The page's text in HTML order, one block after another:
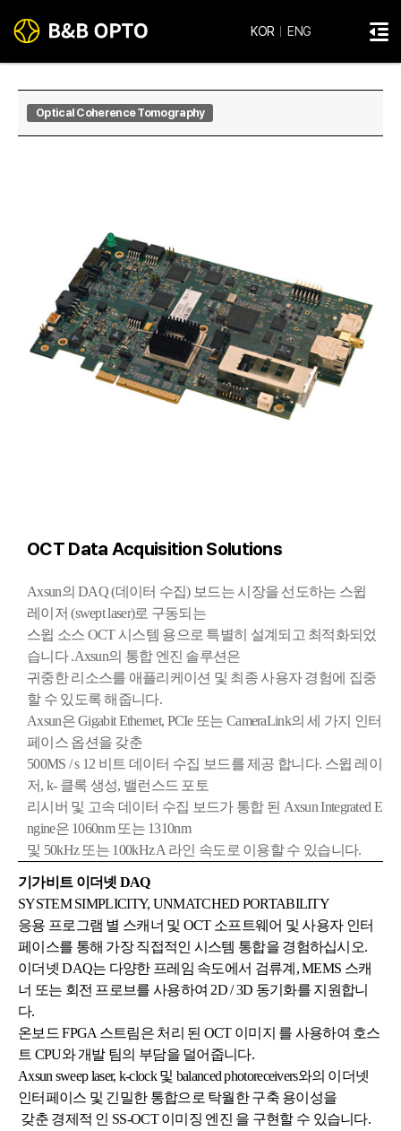
KOR ENG
Optical Coherence Tomography
OCT Data Acquisition Solutions
Axsun의 DAQ (데이터 수집) 보드는 시장을 선도하는 스윕
레이저 (swept laser)로 구동되는
스윕 소스 OCT 시스템 용으로 특별히 설계되고 최적화되었
습니다 .Axsun의 통합 엔진 솔루션은
귀중한 리소스를 애플리케이션 및 최종 사용자 경험에 집중
할 수 있도록 해줍니다.
Axsun은 Gigabit Ethernet, PCIe 또는 CameraLink의 세 가지 인터
페이스 옵션을 갖춘
500MS / s 12 비트 데이터 수집 보드를 제공 합니다. 스윕 레이
저, k- 클록 생성, 밸런스드 포토
리시버 및 고속 데이터 수집 보드가 통합 된 Axsun Integrated E
ngine은 1060nm 또는 1310nm
및 50kHz 또는 100kHz A 라인 속도로 이용할 수 있습니다.
기가비트 이더넷 DAQ
SYSTEM SIMPLICITY, UNMATCHED PORTABILITY​
응용 프로그램 별 스캐너 및 OCT 소프트웨어 및 사용자 인터
페이스를 통해 가장 직접적인 시스템 통합을 경험하십시오.
이더넷 DAQ는 다양한 프레임 속도에서 검류계, MEMS 스캐
너 또는 회전 프로브를 사용하여 2D / 3D 동기화를 지원합니
다.
온보드 FPGA 스트림은 처리 된 OCT 이미지 를 사용하여 호스
트 CPU와 개발 팀의 부담을 덜어줍니다.
Axsun sweep laser, k-clock 및 balanced photoreceivers와의 이더넷
인터페이스 및 긴밀한 통합으로 탁월한 구축 용이성을
갖춘 경제적 인 SS-OCT 이미징 엔진 을 구현할 수 있습니다.